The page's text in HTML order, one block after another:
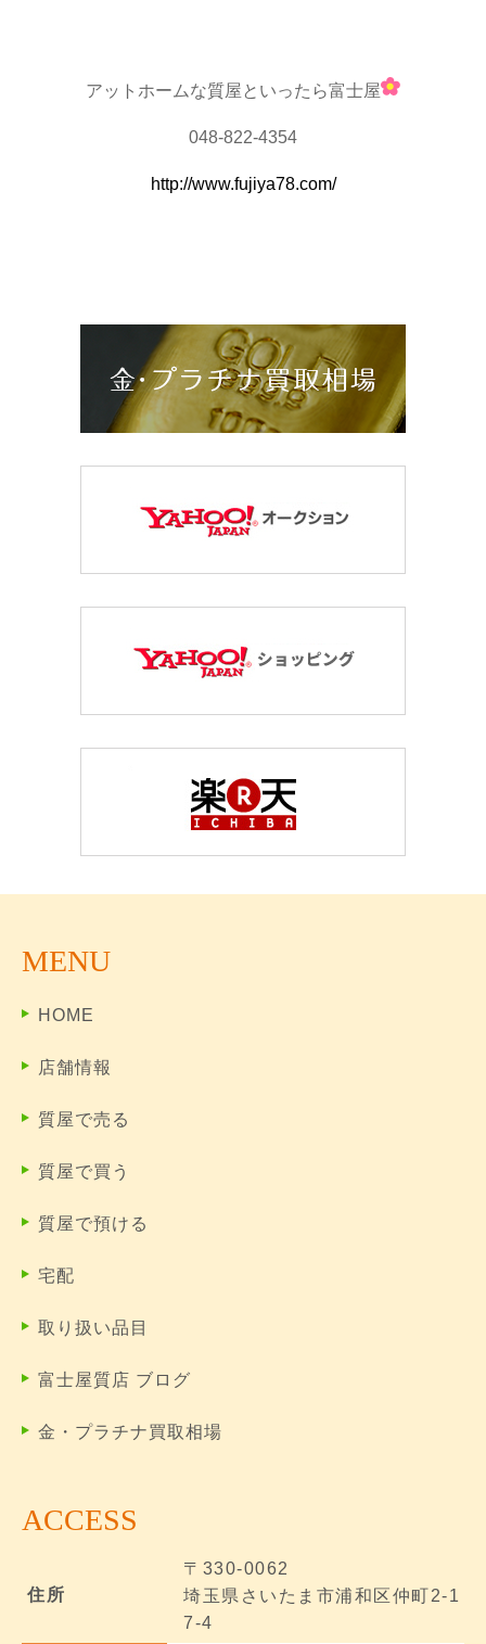
アットホームな質屋といったら富士屋
048-822-4354
http://www.fujiya78.com/
MENU
HOME
店舗情報
質屋で売る
質屋で買う
質屋で預ける
宅配
取り扱い品目
富士屋質店 ブログ
金・プラチナ買取相場
ACCESS
住所
〒330-0062
埼玉県さいたま市浦和区仲町2-1
7-4